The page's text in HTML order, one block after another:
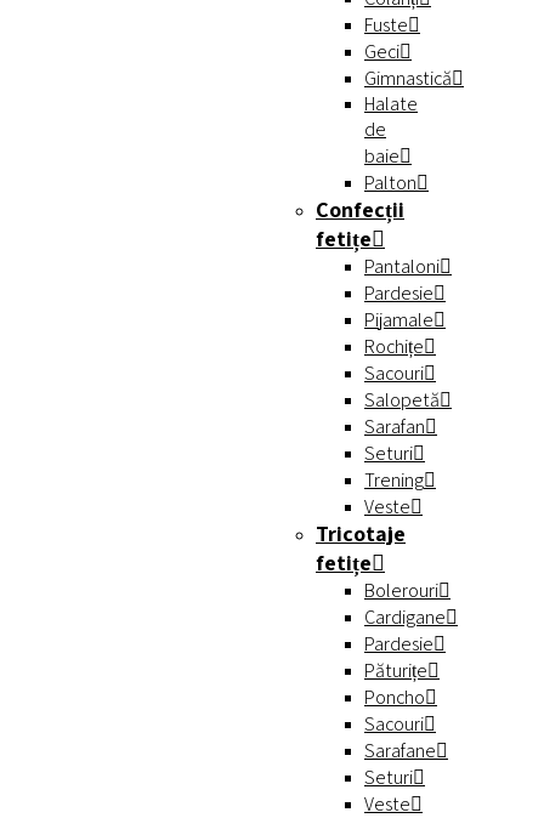
Fuste
Geci
Gimnastică
Halate
de
baie
Palton
Confecții
fetițe
Pantaloni
Pardesie
Pijamale
Rochițe
Sacouri
Salopetă
Sarafan
Seturi
Trening
Veste
Tricotaje
fetițe
Bolerouri
Cardigane
Pardesie
Păturițe
Poncho
Sacouri
Sarafane
Seturi
Veste